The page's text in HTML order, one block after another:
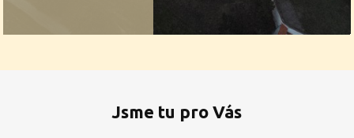
Jsme tu pro Vás